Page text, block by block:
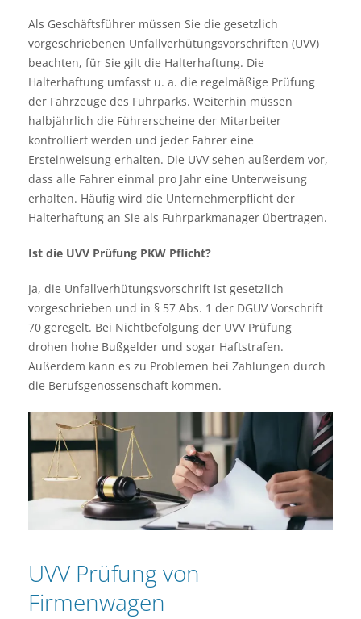
Als Geschäftsführer müssen Sie die gesetzlich
vorgeschriebenen Unfallverhütungsvorschriften (UVV)
beachten, für Sie gilt die Halterhaftung. Die
Halterhaftung umfasst u. a. die regelmäßige Prüfung
der Fahrzeuge des Fuhrparks. Weiterhin müssen
halbjährlich die Führerscheine der Mitarbeiter
kontrolliert werden und jeder Fahrer eine
Ersteinweisung erhalten. Die UVV sehen außerdem vor,
dass alle Fahrer einmal pro Jahr eine Unterweisung
erhalten. Häufig wird die Unternehmerpflicht der
Halterhaftung an Sie als Fuhrparkmanager übertragen.
Ist die UVV Prüfung PKW Pflicht?
Ja, die Unfallverhütungsvorschrift ist gesetzlich
vorgeschrieben und in § 57 Abs. 1 der DGUV Vorschrift
70 geregelt. Bei Nichtbefolgung der UVV Prüfung
drohen hohe Bußgelder und sogar Haftstrafen.
Außerdem kann es zu Problemen bei Zahlungen durch
die Berufsgenossenschaft kommen.
UVV Prüfung von
Firmenwagen